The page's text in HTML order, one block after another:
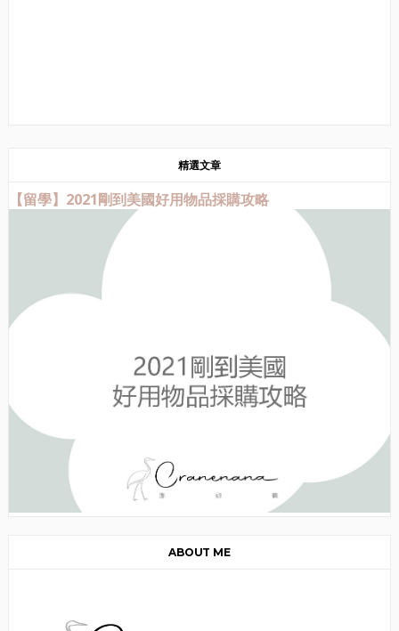
精選文章
【留學】2021剛到美國好用物品採購攻略
ABOUT ME